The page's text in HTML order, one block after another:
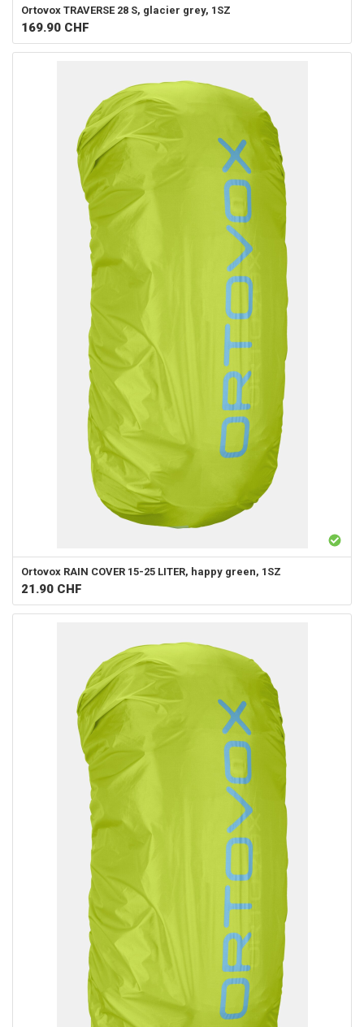
Ortovox TRAVERSE 28 S, glacier grey, 1SZ
169.90 CHF
Ortovox RAIN COVER 15-25 LITER, happy green, 1SZ
21.90 CHF